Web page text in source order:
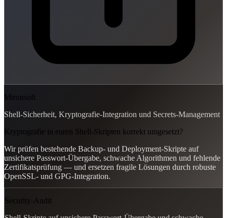
Mironsoft
Shell-Sicherheit, Kryptografie-Integration und Secrets-Management
Kryptografie in euren Shell-Skripten korrekt umgesetzt?
Wir prüfen bestehende Backup- und Deployment-Skripte auf
unsichere Passwort-Übergabe, schwache Algorithmen und fehlende
Zertifikatsprüfung — und ersetzen fragile Lösungen durch robuste
OpenSSL- und GPG-Integration.
Security-Audit